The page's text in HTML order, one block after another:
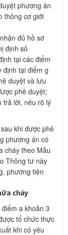
phương án
thông cơ giới
đủ hồ sơ
định số
tại các điểm
định tại điểm g
duyệt và lưu
phê duyệt;
trả lời, nêu rõ lý
khi được phê
phương án có
cháy theo Mẫu
Thông tư này
phương tiện
cháy
a khoản 3
tổ chức thực
khi có yêu